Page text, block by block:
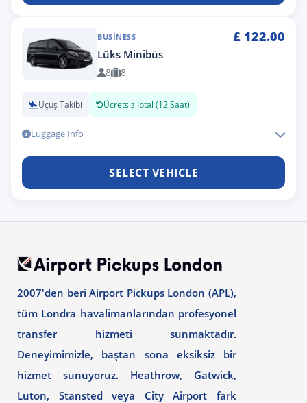
BUSINESS £ 122.00
Lüks Minibüs
8 8
Uçuş Takibi Ücretsiz İptal (12 Saat)
Luggage Info
SELECT VEHICLE
2007'den beri Airport Pickups London (APL),
tüm Londra havalimanlarından profesyonel
transfer hizmeti sunmaktadır.
Deneyimimizle, baştan sona eksiksiz bir
hizmet sunuyoruz. Heathrow, Gatwick,
Luton, Stansted veya City Airport fark